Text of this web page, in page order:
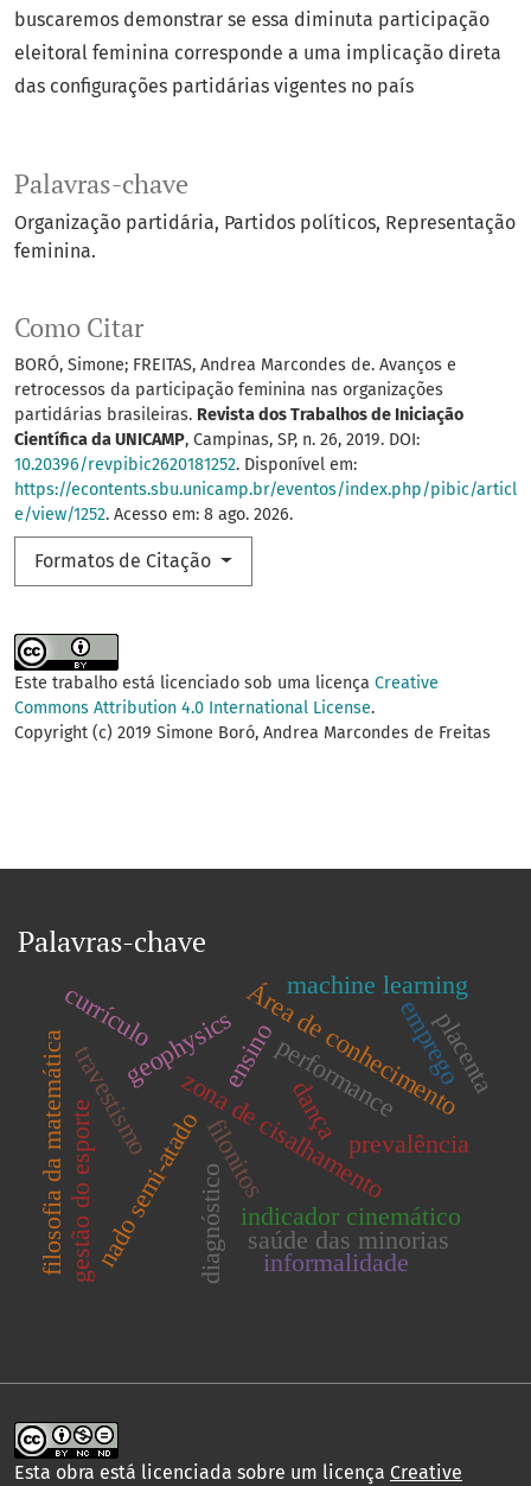
Palavras-chave
Organização partidária Partidos políticos Representação
feminina.
Como Citar
BORÓ, Simone; FREITAS, Andrea Marcondes de. Avanços e
retrocessos da participação feminina nas organizações
partidárias brasileiras. Revista dos Trabalhos de Iniciação
Científica da UNICAMP, Campinas, SP, n. 26, 2019. DOI:
10.20396/revpibic2620181252. Disponível em:
https://econtents.sbu.unicamp.br/eventos/index.php/pibic/articl
e/view/1252. Acesso em: 8 ago. 2026.
Formatos de Citação
buscaremos demonstrar se essa diminuta participação
eleitoral feminina corresponde a uma implicação direta
das configurações partidárias vigentes no país
Este trabalho está licenciado sob uma licença Creative
Commons Attribution 4.0 International License.
Copyright (c) 2019 Simone Boró, Andrea Marcondes de Freitas
Palavras-chave
zona de cisalhamento
indicador cinemático
filonitos
dança
ensino
Área de conhecimento
nado semi-atado
performance
diagnóstico
gestão do esporte
machine learning
geophysics
travestismo
saúde das minorias
currículo
filosofia da matemática prevalência
emprego
informalidade
placenta
Esta obra está licenciada sobre um licença Creative